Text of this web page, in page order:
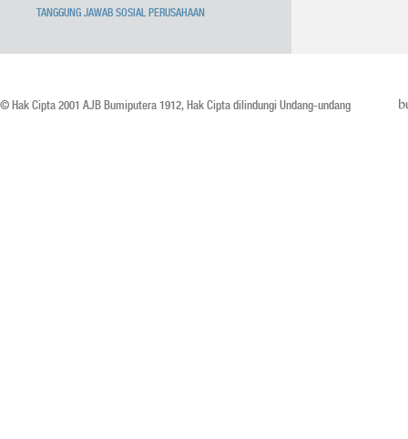
TANGGUNG JAWAB SOSIAL PERUSAHAAN
© Hak Cipta 2001 AJB Bumiputera 1912, Hak Cipta dilindungi Undang-undang